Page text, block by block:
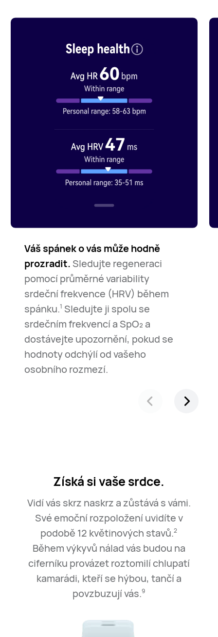
Váš spánek o vás může hodně
prozradit. Sledujte regeneraci
pomocí průměrné variability
srdeční frekvence (HRV) během
spánku.1 Sledujte ji spolu se
srdečním frekvencí a SpO₂ a
dostávejte upozornění, pokud se
hodnoty odchýlí od vašeho
osobního rozmezí.
Získá si vaše srdce.
Vidí vás skrz naskrz a zůstává s vámi.
Své emoční rozpoložení uvidíte v
podobě 12 květinových stavů.2
Během výkyvů nálad vás budou na
ciferníku provázet roztomilí chlupatí
kamarádi, kteří se hýbou, tančí a
povzbuzují vás.9